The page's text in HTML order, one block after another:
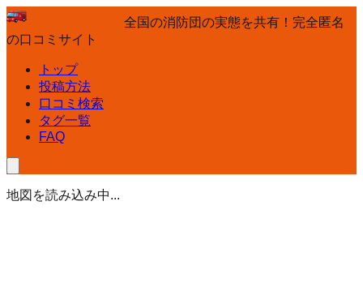
全国の消防団の実態を共有！完全匿名
の口コミサイト
トップ
投稿方法
口コミ検索
タグ一覧
FAQ
地図を読み込み中...